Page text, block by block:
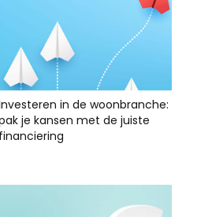
in de woonbranche:
je kansen met de juiste
financiering